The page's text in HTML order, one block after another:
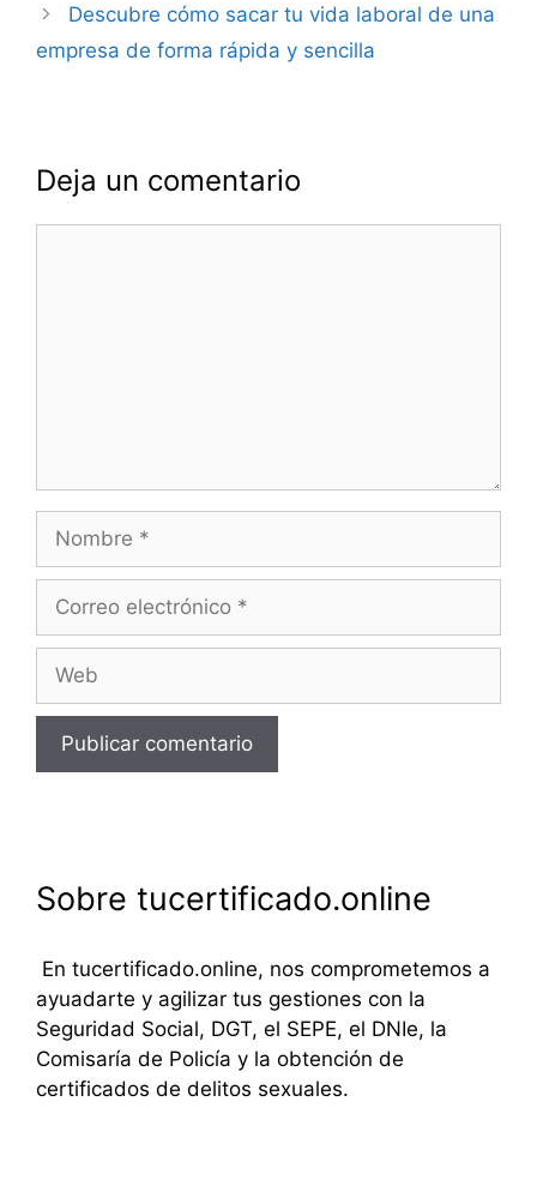
Descubre cómo sacar tu vida laboral de una
empresa de forma rápida y sencilla
Deja un comentario
electrónico
Sobre tucertificado.online
En tucertificado.online, nos comprometemos a
ayuadarte y agilizar tus gestiones con la
Seguridad Social, DGT, el SEPE, el DNIe, la
Comisaría de Policía y la obtención de
certificados de delitos sexuales.